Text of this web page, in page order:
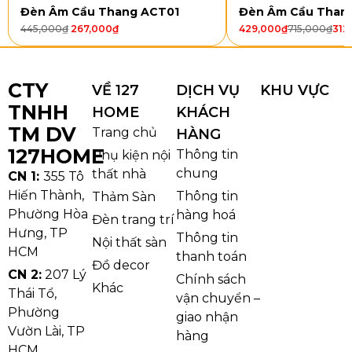
nhu cầu sinh hoạt hằng ngày mà vẫn đảm bảo cảm
giác dịu mắt và dễ chịu.
linh hoạt thay đổi ánh sáng theo từng thời điểm sử
dụng. Ánh sáng trắng phù hợp cho học tập, đọc sách
hoặc các hoạt động cần độ sáng rõ. Ánh sáng vàng
mang lại cảm giác ấm áp, thư giãn vào buổi tối. Ánh
sáng trung tính giúp không gian hài hòa, phù hợp
cho sinh hoạt thường ngày của cả gia đình.
Đèn Âm Cầu Thang ACT01
445,000₫ 267,000₫
Đèn Âm Cầu
715,000₫
429,000₫
CTY
TNHH
TM DV
127HOME
CN 1: 355 Tô
Hiến Thành,
Phường Hòa
Hưng, TP
HCM
CN 2: 207 Lý
Thái Tổ,
Phường
Vườn Lài, TP
VỀ 127
HOME
Trang chủ
Phụ kiện nội
thất nhà
Thảm Sàn
Đèn trang trí
Nội thất sàn
Đồ decor
Khác
DỊCH VỤ
KHÁCH
HÀNG
Thông tin
chung
Thông tin
hàng hoá
Thông tin
thanh toán
Chính sách
vận chuyển –
giao nhận
hàng
KHU VỰC